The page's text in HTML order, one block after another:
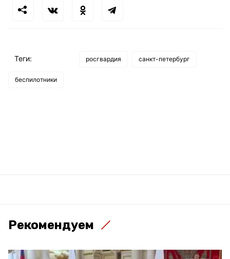
Теги: росгвардия санкт-петербург
беспилотники
Рекомендуем